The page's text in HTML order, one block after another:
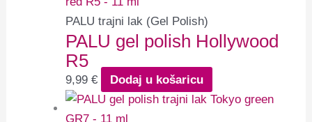
PALU trajni lak (Gel Polish)
PALU gel polish Hollywood
R5
9,99€ Dodaj u košaricu